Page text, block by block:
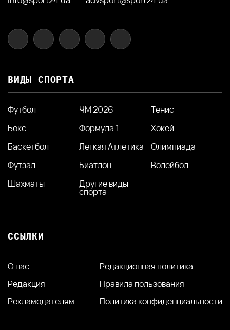
ВИДЫ СПОРТА
Футбол ЧМ 2026
Тенис
Бокс
Формула 1
Хокей
Баскетбол
Легкая Атлетика
Олимпиада
Футзал
Биатлон
Волейбол
Шахматы
Другие виды
спорта
ССЫЛКИ
О нас
Редакция
Рекламодателям
Редакционная политика
Правила пользования
Политика конфиденциальности